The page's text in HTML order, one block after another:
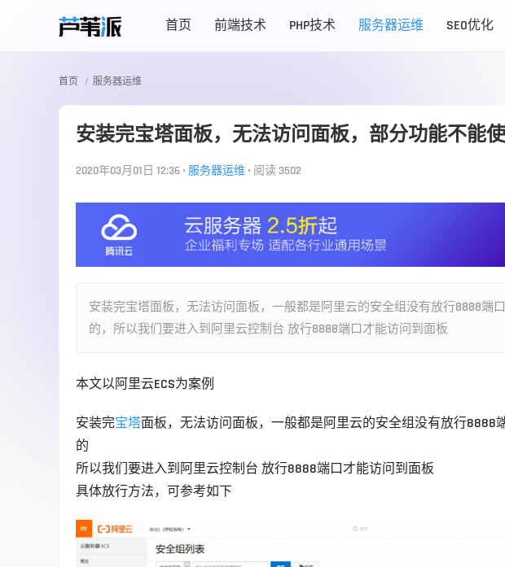
首页 前端技术 PHP技术 服务器运维 SEO优化
首页 服务器运维
安装完宝塔面板，无法访问面板，部分功能不能
2020年03月01日 12:36 • 服务器运维 • 阅读 3502
安装完宝塔面板，无法访问面板，一般都是阿里云的安全组没有放行8888端
的，所以我们要进入到阿里云控制台 放行8888端口才能访问到面板
本文以阿里云ECS为案例
安装完宝塔面板，无法访问面板，一般都是阿里云的安全组没有放行8888
的
所以我们要进入到阿里云控制台 放行8888端口才能访问到面板
具体放行方法，可参考如下